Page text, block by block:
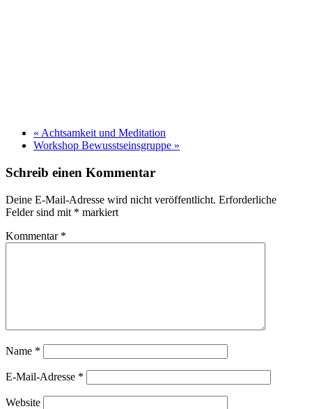
« Achtsamkeit und Meditation
Workshop Bewusstseinsgruppe »
Schreib einen Kommentar
Deine E-Mail-Adresse wird nicht veröffentlicht. Erforderliche
Felder sind mit * markiert
Kommentar *
Name *
E-Mail-Adresse *
Website